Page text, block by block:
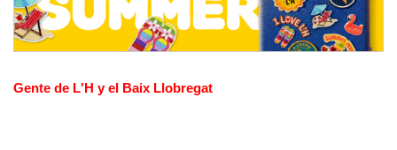
Gente de L'H y el Baix Llobregat